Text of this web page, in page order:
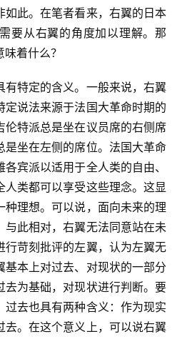
如此。在笔者看来，右翼的日本
要从右翼的角度加以理解。那
着什么？
特定的含义。一般来说，右翼
定说法来源于法国大革命时期的
伦特派总是坐在议员席的右侧席
是坐在左侧的席位。法国大革命
宾派以适用于全人类的自由、
类都可以享受这些理念。这显
理想。可以说，面向未来的理
与此相对，右翼无法同意站在未
行苛刻批评的左翼，认为左翼无
本上对过去、对现状的一部分
去为基础，对现状进行判断。要
去也具有两种含义：作为现实
去。在这个意义上，可以说右翼